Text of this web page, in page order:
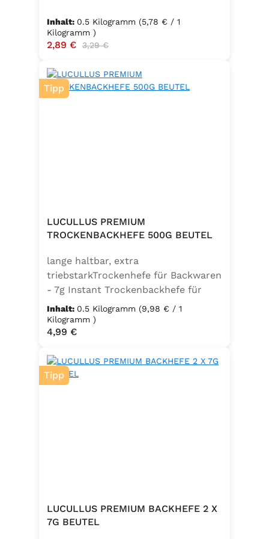
Hartweizengrieß, frische Eier
(Güteklasse A), Trinkwasser ✅
Hergestellt in Baden – Qualität seit
Inhalt: 0.5 Kilogramm (5,78 € / 1
Kilogramm )
Verkaufspreis:
2,89 € Regulärer Preis:
3,29 €
Tipp
LUCULLUS PREMIUM
TROCKENBACKHEFE 500G BEUTEL
lange haltbar, extra
triebstarkTrockenhefe für Backwaren
- 7g Instant Trockenbackhefe für
500g Weizenmehl, entspricht 25g
FrischhefeZutaten: Trockenbackhefe,
Emulgator Sorbitanmonostearat
Inhalt: 0.5 Kilogramm (9,98 € / 1
Kilogramm )
Regulärer Preis:
4,99 €
Tipp
LUCULLUS PREMIUM BACKHEFE 2 X
7G BEUTEL